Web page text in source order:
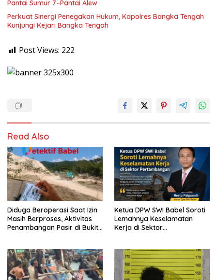
Pantai Sumur 7–Pantai Alew
Perkuat Sinergi Penegakan Hukum, Kapolres Bangka Tengah
Kunjungi Kejari Bangka Tengah
Post Views: 222
Read Also
Diduga Beroperasi Saat Izin
Masih Berproses, Aktivitas
Penambangan Pasir di Bukit
Ketua DPW SWI Babel Soroti
Lemahnya Keselamatan
Kerja di Sektor